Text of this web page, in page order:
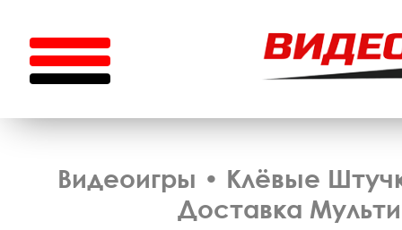
Видеоигры • Клёвые
Доставка